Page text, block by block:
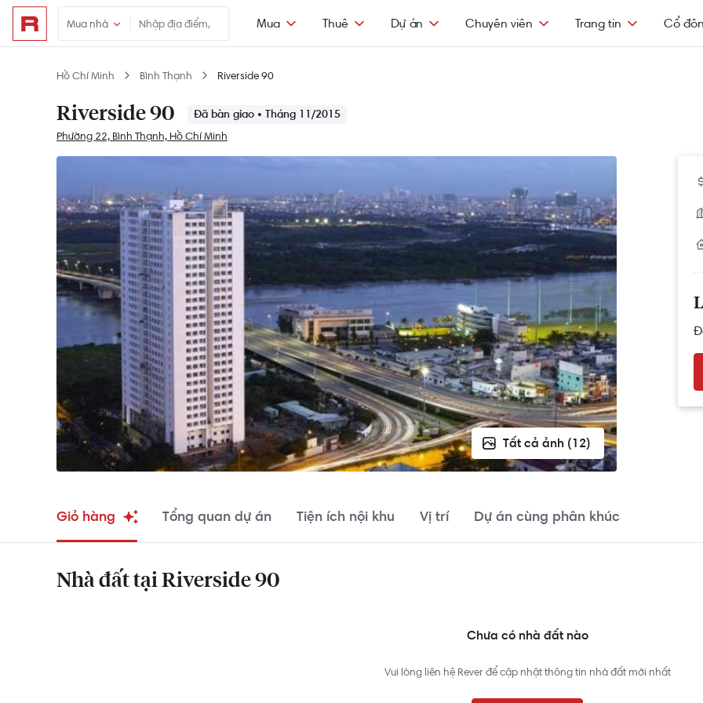
Mua nhà Mua Thuê Dự án Chuyên viên Trang tin Cổ
Hồ Chí Minh Bình Thạnh Riverside 90
Riverside 90 Đã bàn giao • Tháng 11/2015
Phường 22, Bình Thạnh, Hồ Chí Minh
Tất cả ảnh (12)
Giỏ hàng Tổng quan dự án Tiện ích nội khu Vị trí Dự án cùng phân khúc
Nhà đất tại Riverside 90
Chưa có nhà đất nào
Vui lòng liên hệ Rever để cập nhật thông tin nhà đất mới nhất